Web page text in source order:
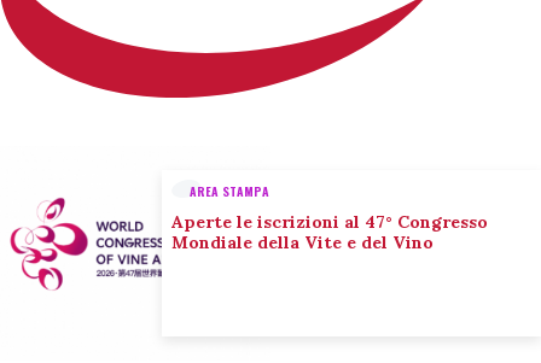
AREA STAMPA
Aperte le iscrizioni al 47° Congresso
Mondiale della Vite e del Vino